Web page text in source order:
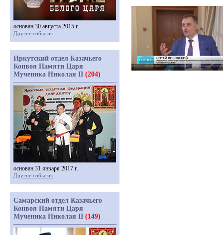
основан 30 августа 2015 г.
Другие события
Иркутский отдел Казачьего
Конвоя Памяти Царя
Мученика Николая II (204)
основан 31 января 2017 г.
Другие события
Самарский отдел Казачьего
Конвоя Памяти Царя
Мученика Николая II (149)